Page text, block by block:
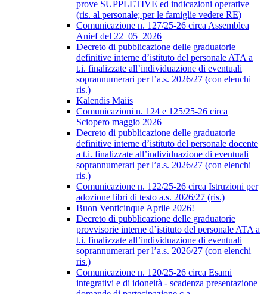
prove SUPPLETIVE ed indicazioni operative
(ris. al personale; per le famiglie vedere RE)
Comunicazione n. 127/25-26 circa Assemblea
Anief del 22_05_2026
Decreto di pubblicazione delle graduatorie
definitive interne d’istituto del personale ATA a
t.i. finalizzate all’individuazione di eventuali
soprannumerari per l’a.s. 2026/27 (con elenchi
ris.)
Kalendis Maiis
Comunicazioni n. 124 e 125/25-26 circa
Sciopero maggio 2026
Decreto di pubblicazione delle graduatorie
definitive interne d’istituto del personale docente
a t.i. finalizzate all’individuazione di eventuali
soprannumerari per l’a.s. 2026/27 (con elenchi
ris.)
Comunicazione n. 122/25-26 circa Istruzioni per
adozione libri di testo a.s. 2026/27 (ris.)
Buon Venticinque Aprile 2026!
Decreto di pubblicazione delle graduatorie
provvisorie interne d’istituto del personale ATA a
t.i. finalizzate all’individuazione di eventuali
soprannumerari per l’a.s. 2026/27 (con elenchi
ris.)
Comunicazione n. 120/25-26 circa Esami
integrativi e di idoneità - scadenza presentazione